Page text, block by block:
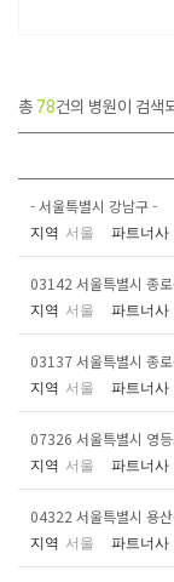
총 78건의 병원이 검색
- 서울특별시 강남구 -
지역 서울 파트너사
03142 서울특별시 종
지역 서울 파트너사
03137 서울특별시 종
지역 서울 파트너사
07326 서울특별시 영
지역 서울 파트너사
04322 서울특별시 용
지역 서울 파트너사